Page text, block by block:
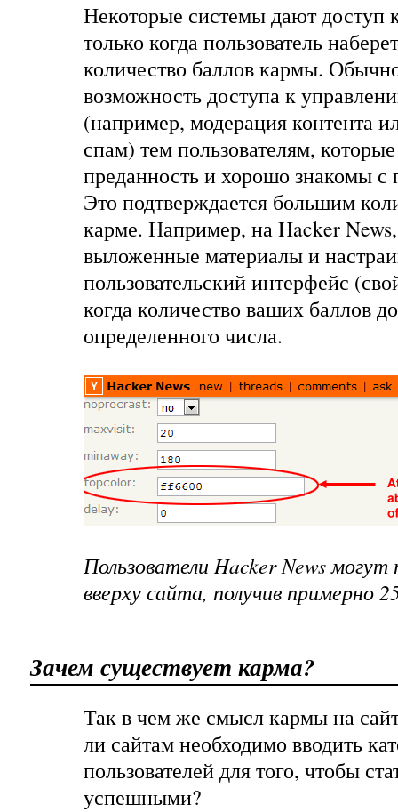
Некоторые системы дают доступ
только когда пользователь
количество баллов кармы.
возможность доступа к
(например, модерация контента
спам) тем пользователям,
преданность и хорошо знакомы с
Это подтверждается большим
карме. Например, на Hacker
выложенные материалы и
пользовательский интерфейс
когда количество ваших баллов
определенного числа.
Пользователи Hacker Newsмогут
вверху сайта, получив примерно
Зачем существует карма?
Так в чем же смысл кармы на
ли сайтам необходимо вводить
пользователей для того, чтобы
успешными?